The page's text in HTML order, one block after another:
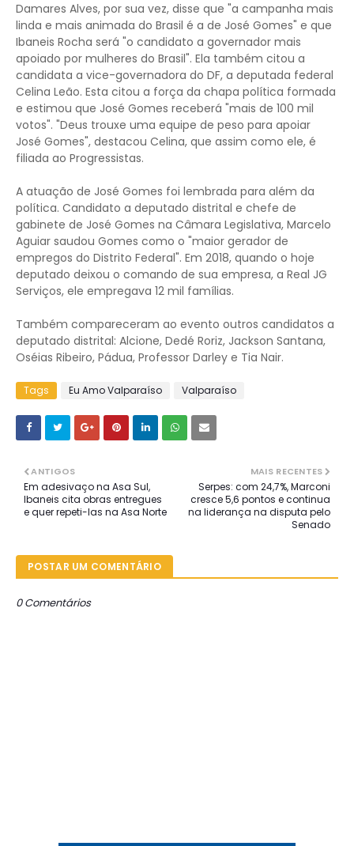
Damares Alves, por sua vez, disse que "a campanha mais
linda e mais animada do Brasil é a de José Gomes" e que
Ibaneis Rocha será "o candidato a governador mais
apoiado por mulheres do Brasil". Ela também citou a
candidata a vice-governadora do DF, a deputada federal
Celina Leão. Esta citou a força da chapa política formada
e estimou que José Gomes receberá "mais de 100 mil
votos". "Deus trouxe uma equipe de peso para apoiar
José Gomes", destacou Celina, que assim como ele, é
filiada ao Progressistas.
A atuação de José Gomes foi lembrada para além da
política. Candidato a deputado distrital e chefe de
gabinete de José Gomes na Câmara Legislativa, Marcelo
Aguiar saudou Gomes como o "maior gerador de
empregos do Distrito Federal". Em 2018, quando o hoje
deputado deixou o comando de sua empresa, a Real JG
Serviços, ele empregava 12 mil famílias.
Também compareceram ao evento outros candidatos a
deputado distrital: Alcione, Dedé Roriz, Jackson Santana,
Oséias Ribeiro, Pádua, Professor Darley e Tia Nair.
Tags Eu Amo Valparaíso Valparaíso
MAIS RECENTES
Serpes: com 24,7%, Marconi
cresce 5,6 pontos e continua
na liderança na disputa pelo
Senado
ANTIGOS
Em adesivaço na Asa Sul,
Ibaneis cita obras entregues
e quer repeti-las na Asa Norte
POSTAR UM COMENTÁRIO
0 Comentários